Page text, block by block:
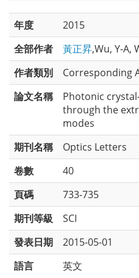
年度
2015
全部作者
黃正昇,Wu, Y-A,
作者類別
Corresponding
論文名稱
Photonic
through the
modes
期刊名稱
Optics Letters
卷數
40
頁碼
733-735
期刊等級
SCI
發表日期
2015-05-01
語言
英文